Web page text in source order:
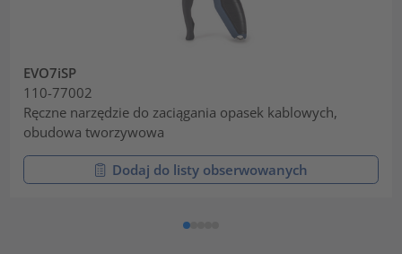
EVO7iSP
110-77002
Ręczne narzędzie do zaciągania opasek kablowych,
obudowa tworzywowa
Dodaj do listy obserwowanych